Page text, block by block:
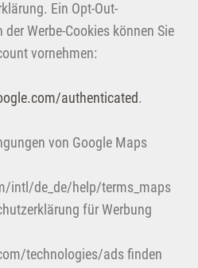
Ein Opt-Out-
Werbe-Cookies können Sie
vornehmen:
authenticated.
von Google Maps
intl/de_de/help/terms_maps
für Werbung
technologies/ads finden